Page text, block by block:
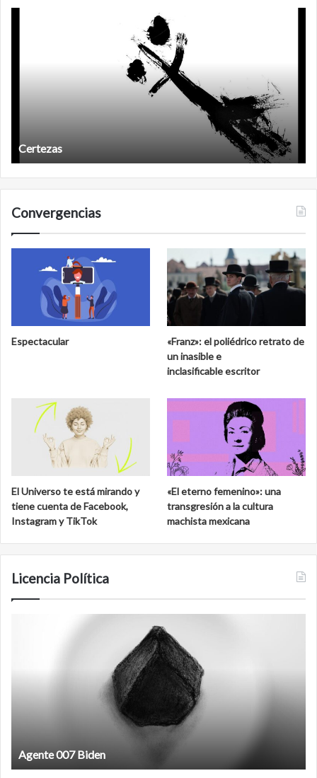
Años después
Convergencias
Espectacular
«Franz»: el poliédrico retrato de
un inasible e
inclasificable escritor
El Universo te está mirando y
tiene cuenta de Facebook,
Instagram y TikTok
«El eterno femenino»: una
transgresión a la cultura
machista mexicana
Licencia Política
Film antineoliberal